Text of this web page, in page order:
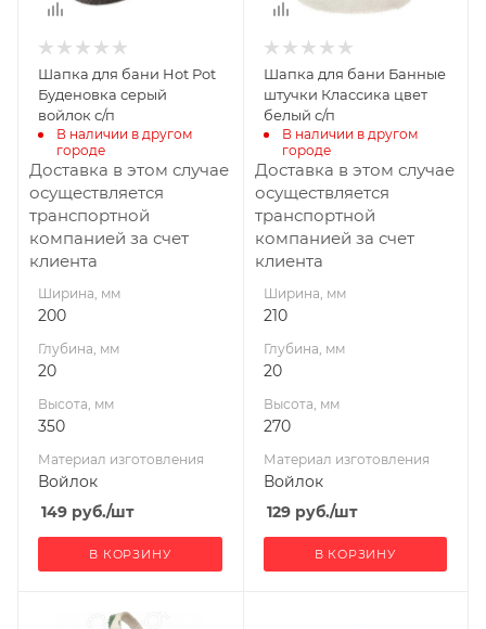
Материал
Войлок
Производитель
Банные штучки
Шапка для бани Hot Pot
Буденовка серый
войлок с/п
В наличии в другом
городе
Доставка в этом случае
осуществляется
транспортной
компанией за счет
клиента
Ширина, мм
200
Глубина, мм
20
Высота, мм
350
Материал изготовления
Войлок
149 руб./шт
В КОРЗИНУ
Материал
Войлок
Производитель
Банные штучки
Шапка для бани Банные
штучки Классика цвет
белый с/п
В наличии в другом
городе
Доставка в этом случае
осуществляется
транспортной
компанией за счет
клиента
Ширина, мм
210
Глубина, мм
20
Высота, мм
270
Материал изготовления
Войлок
129руб./шт
В КОРЗИНУ
Ширина, мм